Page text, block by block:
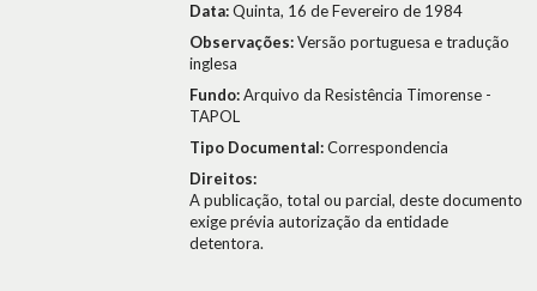
Data:Quinta, 16 de Fevereiro de 1984
Observações:Versão portuguesa e tradução
inglesa
Fundo:Arquivo da Resistência Timorense -
TAPOL
Tipo Documental:Correspondencia
Direitos:
A publicação, total ou parcial, deste documento
exige prévia autorização da entidade
detentora.